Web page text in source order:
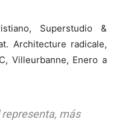
Superstudio &
Architecture radicale,
Villeurbanne, Enero a
más